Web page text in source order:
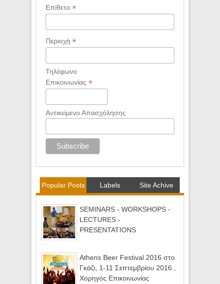
Επίθετο *
Περιοχή *
Τηλέφωνο
Επικοινωνίας *
Αντικείμενο Απασχόλησης
Popular Posts Labels Site Achive
SEMINARS - WORKSHOPS -
LECTURES -
PRESENTATIONS
Athens Beer Festival 2016 στο
Γκάζι, 1-11 Σεπτεμβρίου 2016 ,
Χορηγός Επικοινωνίας